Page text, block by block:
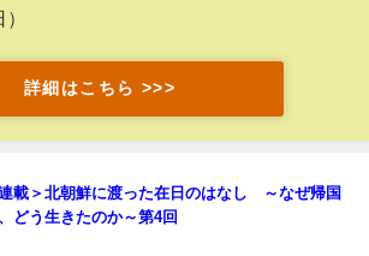
詳細はこちら >>>
載＞北朝鮮に渡った在日のはなし ～なぜ帰国
どう生きたのか～第4回